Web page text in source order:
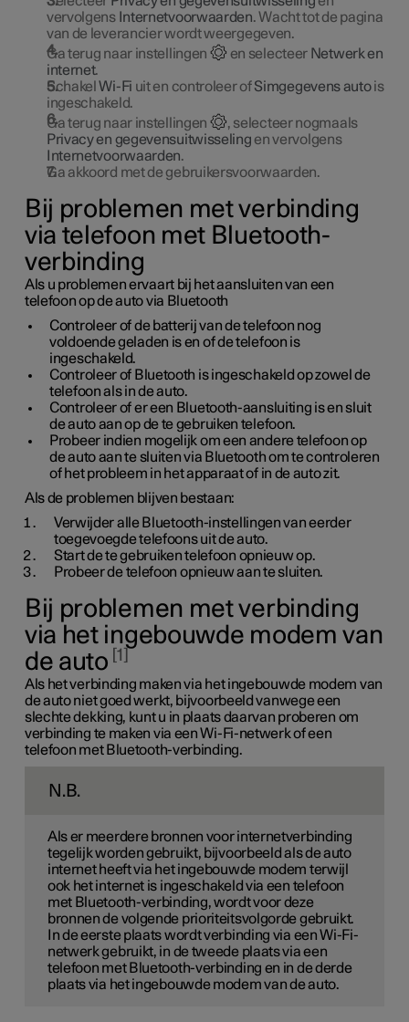
vervolgens Internetvoorwaarden. Wacht tot de pagina
van de leverancier wordt weergegeven.
Ga terug naar instellingen
en selecteer Netwerk en
internet.
SchakelWi-Fi uit en controleer ofSimgegevens autois
ingeschakeld.
Ga terug naar instellingen
, selecteer nogmaals
Privacy en gegevensuitwisseling en vervolgens
Internetvoorwaarden.
Ga akkoord met de gebruikersvoorwaarden.
Bij problemen met verbinding
via telefoon met Bluetooth-
verbinding
Als u problemen ervaart bij het aansluiten van een
telefoon op de auto via Bluetooth
Controleer of de batterij van de telefoon nog
voldoende geladen is en of de telefoon is
ingeschakeld.
Controleer of Bluetooth is ingeschakeld op zowel de
telefoon als in de auto.
Controleer of er een Bluetooth-aansluiting is en sluit
de auto aan op de te gebruiken telefoon.
Probeer indien mogelijk om een andere telefoon op
de auto aan te sluiten via Bluetooth om te controleren
of het probleem in het apparaat of in de auto zit.
Als de problemen blijven bestaan:
Verwijder alle Bluetooth-instellingen van eerder
toegevoegde telefoons uit de auto.
Start de te gebruiken telefoon opnieuw op.
Probeer de telefoon opnieuw aan te sluiten.
Bij problemen met verbinding
via het ingebouwde modem van
de auto 1
Als het verbinding maken via het ingebouwde modem van
de auto niet goed werkt, bijvoorbeeld vanwege een
slechte dekking, kunt u in plaats daarvan proberen om
verbinding te maken via een Wi-Fi-netwerk of een
telefoon met Bluetooth-verbinding.
N.B.
Als er meerdere bronnen voor internetverbinding
tegelijk worden gebruikt, bijvoorbeeld als de auto
internet heeft via het ingebouwde modem terwijl
ook het internet is ingeschakeld via een telefoon
met Bluetooth-verbinding, wordt voor deze
bronnen de volgende prioriteitsvolgorde gebruikt.
In de eerste plaats wordt verbinding via een Wi-Fi-
netwerk gebruikt, in de tweede plaats via een
telefoon met Bluetooth-verbinding en in de derde
plaats via het ingebouwde modem van de auto.